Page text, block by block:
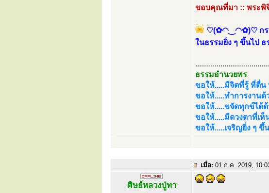
ขอบคุณที่มา :: พระพิ
♡(✿◠‿◠✿)♡ กรา
ในธรรมยิ่ง ๆ ขึ้นไป
ธรรมอำนวยพร
ขอให้.....มีจิตที่รู้ ที่ตื่น
ขอให้.....ทำการงาน
ขอให้.....ขจัดทุกข์ได้
ขอให้.....มีดวงตาที่เ
ขอให้.....เจริญยิ่ง ๆ
เมื่อ: 01 ก.ค. 2019,
ศิษย์หลวงปู่ทา